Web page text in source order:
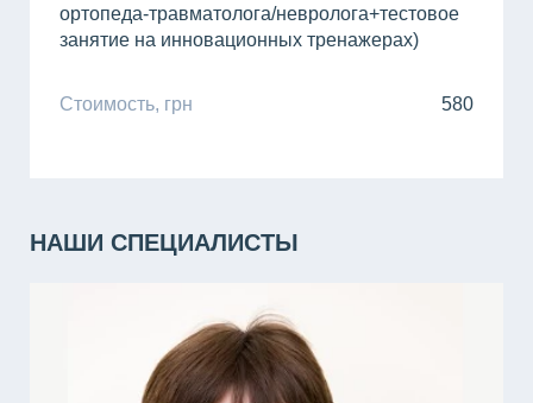
ортопеда-травматолога/невролога+тестовое
занятие на инновационных тренажерах)
Стоимость, грн 580
НАШИ СПЕЦИАЛИСТЫ